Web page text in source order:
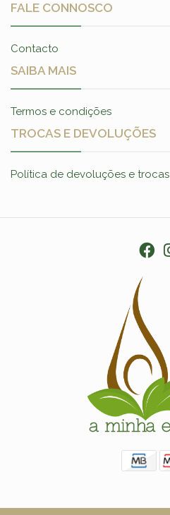
FALE CONNOSCO
Contacto
SAIBA MAIS
Termos e condições
TROCAS E DEVOLUÇÕES
Política de devoluções e trocas